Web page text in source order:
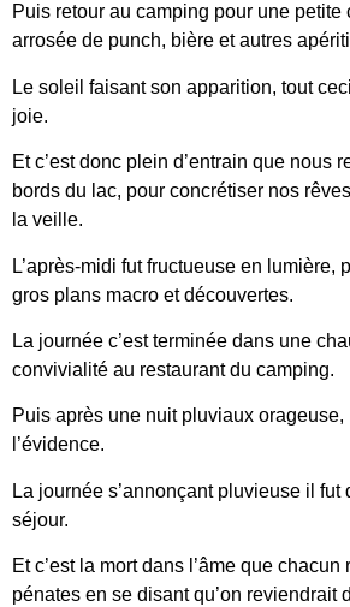
Puis retour au camping pour une petite
arrosée de punch, bière et autres
Le soleil faisant son apparition, tout
joie.
Et c’est donc plein d’entrain que nous
bords du lac, pour concrétiser nos
la veille.
L’après-midi fut fructueuse en lumière,
gros plans macro et découvertes.
La journée c’est terminée dans une
convivialité au restaurant du camping.
Puis après une nuit pluviaux orageuse,
l’évidence.
La journée s’annonçant pluvieuse il fut
séjour.
Et c’est la mort dans l’âme que chacun
pénates en se disant qu’on reviendrait